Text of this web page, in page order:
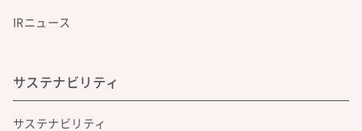
IRニュース
サステナビリティ
サステナビリティ